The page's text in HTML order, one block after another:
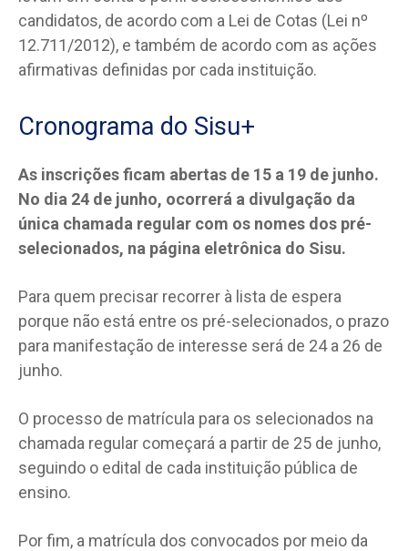
candidatos, de acordo com a Lei de Cotas (Lei nº
12.711/2012), e também de acordo com as ações
afirmativas definidas por cada instituição.
Cronograma do Sisu+
As inscrições ficam abertas de 15 a 19 de junho.
No dia 24 de junho, ocorrerá a divulgação da
única chamada regular com os nomes dos pré-
selecionados, na página eletrônica do Sisu.
Para quem precisar recorrer à lista de espera
porque não está entre os pré-selecionados, o prazo
para manifestação de interesse será de 24 a 26 de
junho.
O processo de matrícula para os selecionados na
chamada regular começará a partir de 25 de junho,
seguindo o edital de cada instituição pública de
ensino.
Por fim, a matrícula dos convocados por meio da